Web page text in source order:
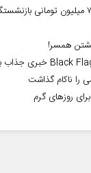
استعلام وام ضروری ۷۵ میلیون
کشتن همسر!
را ناکام گذاشت
روز‌های گرم